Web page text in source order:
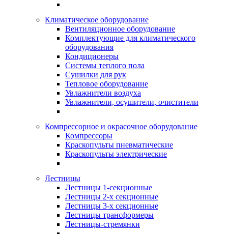
Климатическое оборудование
Вентиляционное оборудование
Комплектующие для климатического
оборудования
Кондиционеры
Системы теплого пола
Сушилки для рук
Тепловое оборудование
Увлажнители воздуха
Увлажнители, осушители, очистители
Компрессорное и окрасочное оборудование
Компрессоры
Краскопульты пневматические
Краскопульты электрические
Лестницы
Лестницы 1-секционные
Лестницы 2-х секционные
Лестницы 3-х секционные
Лестницы трансформеры
Лестницы-стремянки